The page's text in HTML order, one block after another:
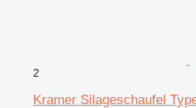
2
Kramer Silageschaufel